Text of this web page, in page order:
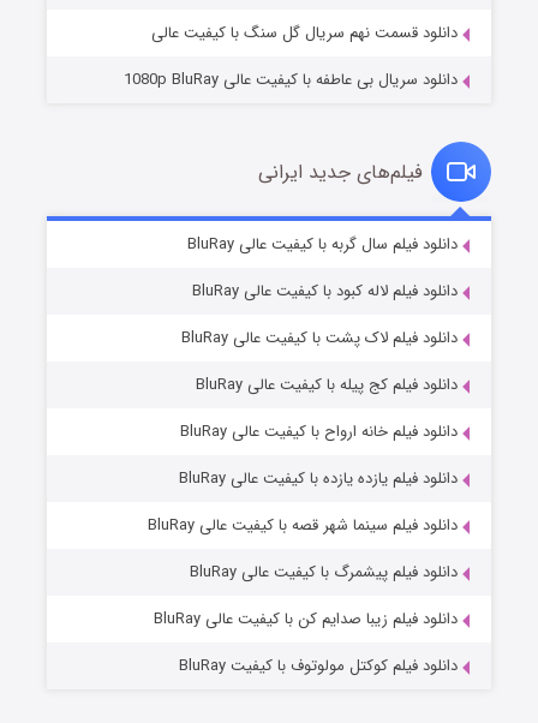
قسمت7 (زیرنویس) منتشر شد
دانلود قسمت نهم سریال گل سنگ با کیفیت عالی
دانلود سریال بی عاطفه با کیفیت عالی 1080p BluRay
فیلم‌های جدید ایرانی
دانلود فیلم سال گربه با کیفیت عالی BluRay
دانلود فیلم لاله کبود با کیفیت عالی BluRay
دانلود فیلم لاک پشت با کیفیت عالی BluRay
دانلود فیلم کج‌ پیله با کیفیت عالی BluRay
دانلود فیلم خانه ارواح با کیفیت عالی BluRay
دانلود فیلم یازده یازده با کیفیت عالی BluRay
دانلود فیلم سینما شهر قصه با کیفیت عالی BluRay
دانلود فیلم پیشمرگ با کیفیت عالی BluRay
دانلود فیلم زیبا صدایم کن با کیفیت عالی BluRay
دانلود فیلم کوکتل مولوتوف با کیفیت BluRay